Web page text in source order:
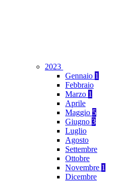
2023
Gennaio 1
Febbraio
Marzo 1
Aprile
Maggio 5
Giugno 3
Luglio
Agosto
Settembre
Ottobre
Novembre 1
Dicembre